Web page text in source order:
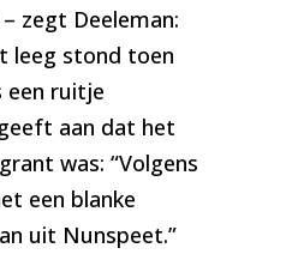
zegt Deeleman:
leeg stond toen
een ruitje
aan dat het
was: “Volgens
een blanke
uit Nunspeet.”